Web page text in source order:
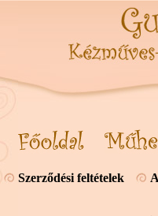
Szerződési feltételek